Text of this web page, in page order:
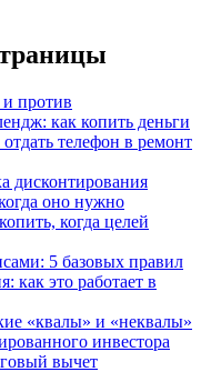
и против
как копить деньги
телефон в ремонт
дисконтирования
оно нужно
когда целей
5 базовых правил
это работает в
«квалы» и «неквалы»
инвестора
вычет